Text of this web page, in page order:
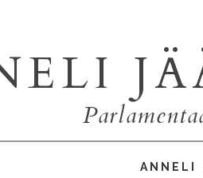
ANNELI